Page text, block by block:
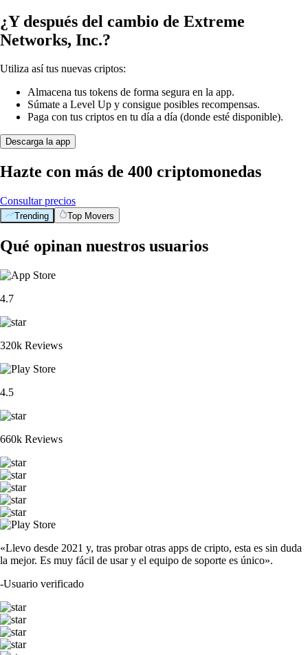
¿Y después del cambio de Extreme
Networks, Inc.?
Utiliza así tus nuevas criptos:
Almacena tus tokens de forma segura en la app.
Súmate a Level Up y consigue posibles recompensas.
Paga con tus criptos en tu día a día (donde esté disponible).
Descarga la app
Hazte con más de 400 criptomonedas
Consultar precios
Trending Top Movers
Qué opinan nuestros usuarios
4.7
320k Reviews
4.5
660k Reviews
«Llevo desde 2021 y, tras probar otras apps de cripto, esta es sin duda
la mejor. Es muy fácil de usar y el equipo de soporte es único».
-Usuario verificado